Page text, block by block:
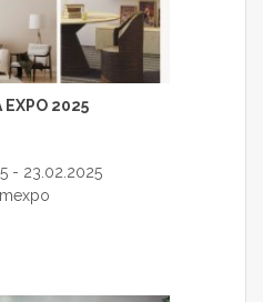
EXPO 2025
- 23.02.2025